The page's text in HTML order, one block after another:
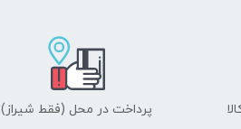
پرداخت در محل (فقط شیراز)